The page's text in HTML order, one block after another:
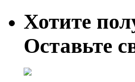
Хотите
Оставьте